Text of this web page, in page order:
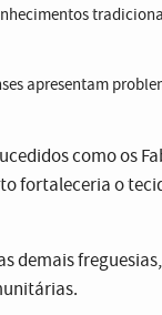
apresentam
como os
fortaleceria o
demais